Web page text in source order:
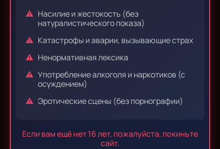
Насилие и жестокость (без
натуралистического показа)
Катастрофы и аварии, вызывающие страх
Ненормативная лексика
Употребление алкоголя и наркотиков (с
осуждением)
Эротические сцены (без порнографии)
Если вам ещё нет 16 лет, пожалуйста, покиньте
сайт.
Автор:
Акира Конно
Страна:
Япония
Звукорежиссер:
Раскат
Жанры:
повседневность